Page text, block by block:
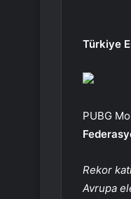
Türkiye
PUBG
Rekor
Avrupa